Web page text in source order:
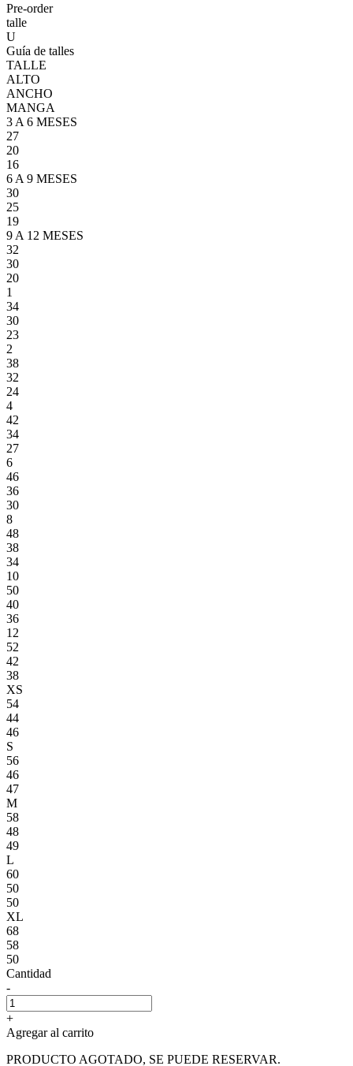
Pre-order
talle
U
Guía de talles
TALLE
ALTO
ANCHO
MANGA
3 A 6 MESES
27
20
16
6 A 9 MESES
30
25
19
9 A 12 MESES
32
30
20
1
34
30
23
2
38
32
24
4
42
34
27
6
46
36
30
8
48
38
34
10
50
40
36
12
52
42
38
XS
54
44
46
S
56
46
47
M
58
48
49
L
60
50
50
XL
68
58
50
Cantidad
-
+
Agregar al carrito
PRODUCTO AGOTADO, SE PUEDE RESERVAR.